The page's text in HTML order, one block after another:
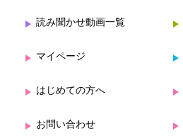
読み聞かせ動画一覧
マイページ
はじめての方へ
お問い合わせ